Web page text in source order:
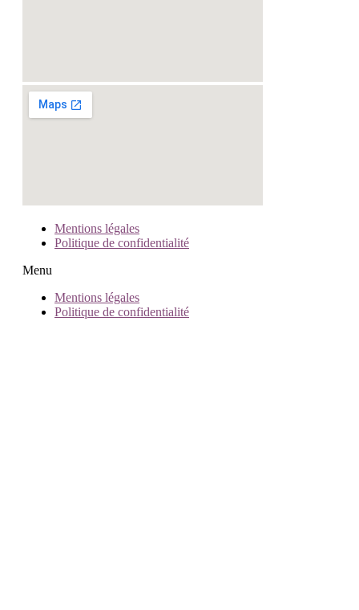
Mentions légales
Politique de confidentialité
Menu
Mentions légales
Politique de confidentialité